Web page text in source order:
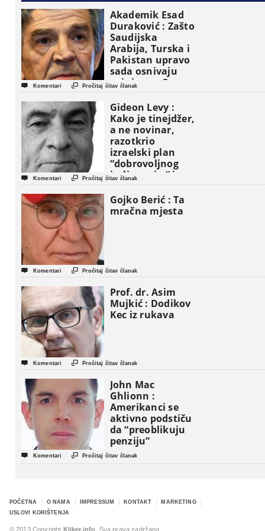
Akademik Esad
Duraković : Zašto
Saudijska
Arabija, Turska i
Pakistan upravo
sada osnivaju
vojni savez?
 Komentari  Pročitaj čitav članak
Gideon Levy :
Kako je tinejdžer,
a ne novinar,
razotkrio
izraelski plan
“dobrovoljnog
iseljavanja ” iz
Gaze
 Komentari  Pročitaj čitav članak
Gojko Berić : Ta
mračna mjesta
 Komentari  Pročitaj čitav članak
Prof. dr. Asim
Mujkić : Dodikov
Kec iz rukava
 Komentari  Pročitaj čitav članak
John Mac
Ghlionn :
Amerikanci se
aktivno podstiču
da “preoblikuju
penziju”
 Komentari  Pročitaj čitav članak
POČETNA O NAMA IMPRESSUM KONTAKT
MARKETING
USLOVI KORIŠTENJA
© 2013 Copyright Kliker.info . Sva prava zadržana.